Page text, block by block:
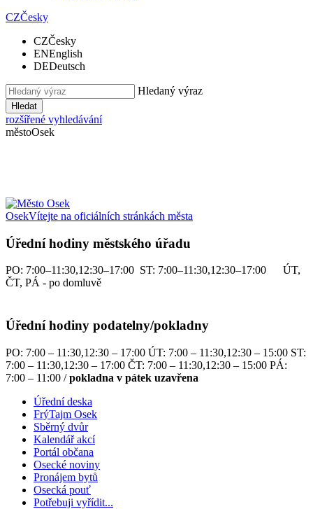
CZČesky
CZČesky
ENEnglish
DEDeutsch
Hledaný výraz
Hledat
rozšířené vyhledávání
městoOsek
OsekVítejte na oficiálních stránkách města
Úřední hodiny městského úřadu
PO: 7:00–11:30,12:30–17:00 ST: 7:00–11:30,12:30–17:00 ÚT,
ČT, PÁ - po domluvě
Úřední hodiny podatelny/pokladny
PO: 7:00 – 11:30,12:30 – 17:00 ÚT: 7:00 – 11:30,12:30 – 15:00 ST:
7:00 – 11:30,12:30 – 17:00 ČT: 7:00 – 11:30,12:30 – 15:00 PÁ:
7:00 – 11:00 /pokladna v pátek uzavřena
Úřední deska
FrýTajm Osek
Sběrný dvůr
Kalendář akcí
Portál občana
Osecké noviny
Pronájem bytů
Osecká pouť
Potřebuji vyřídit...